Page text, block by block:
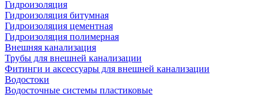
Гидроизоляция
Гидроизоляция битумная
Гидроизоляция цементная
Гидроизоляция полимерная
Внешняя канализация
Трубы для внешней канализации
Фитинги и аксессуары для внешней канализации
Водостоки
Водосточные системы пластиковые